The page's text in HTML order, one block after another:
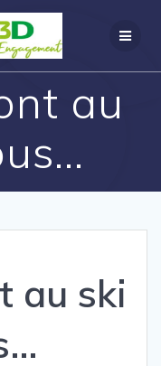
au
au ski